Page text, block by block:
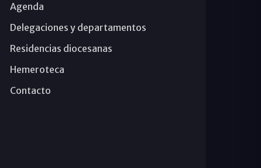
Agenda
Delegaciones y departamentos
Residencias diocesanas
Hemeroteca
Contacto